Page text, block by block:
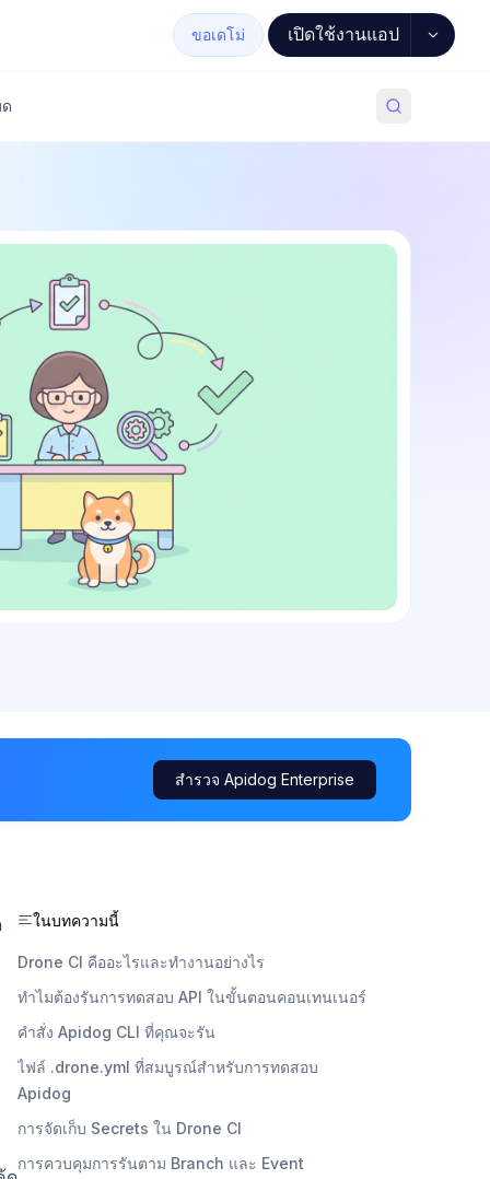
ขอเดโม่ เปิดใช้งานแอป
สำรวจ Apidog Enterprise
ในบทความนี้
Drone CI คืออะไรและทำงานอย่างไร
ทำไมต้องรันการทดสอบ API ในขั้นตอนคอนเทนเนอร์
คำสั่ง Apidog CLI ที่คุณจะรัน
ไฟล์ .drone.yml ที่สมบูรณ์สำหรับการทดสอบ
Apidog
การจัดเก็บ Secrets ใน Drone CI
การควบคุมการรันตาม Branch และ Event